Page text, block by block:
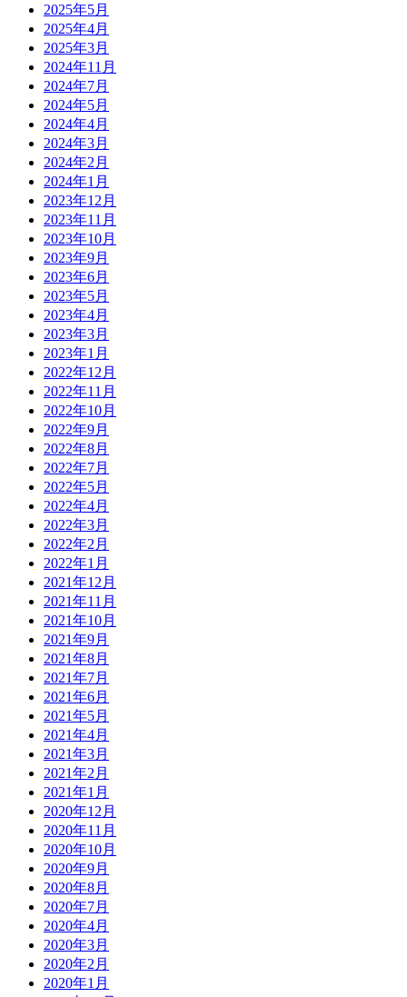
2025年5月
2025年4月
2025年3月
2024年11月
2024年7月
2024年5月
2024年4月
2024年3月
2024年2月
2024年1月
2023年12月
2023年11月
2023年10月
2023年9月
2023年6月
2023年5月
2023年4月
2023年3月
2023年1月
2022年12月
2022年11月
2022年10月
2022年9月
2022年8月
2022年7月
2022年5月
2022年4月
2022年3月
2022年2月
2022年1月
2021年12月
2021年11月
2021年10月
2021年9月
2021年8月
2021年7月
2021年6月
2021年5月
2021年4月
2021年3月
2021年2月
2021年1月
2020年12月
2020年11月
2020年10月
2020年9月
2020年8月
2020年7月
2020年4月
2020年3月
2020年2月
2020年1月